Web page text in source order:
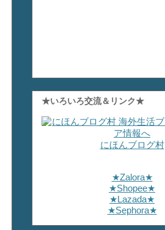
★いろいろ交流＆リンク★
にほんブログ村
★Zalora★
★Shopee★
★Lazada★
★Sephora★